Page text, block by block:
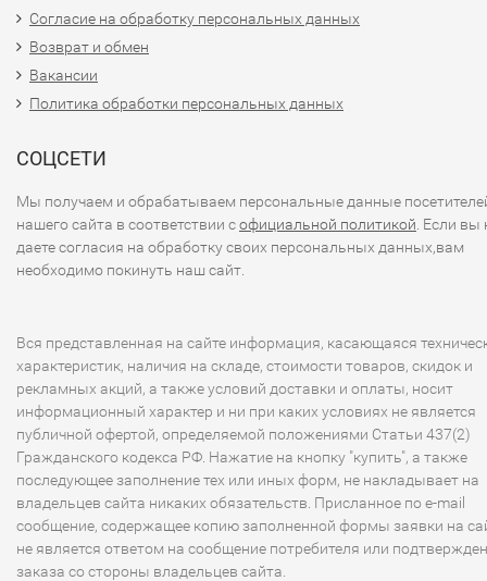
Согласие на обработку персональных данных
Возврат и обмен
Вакансии
Политика обработки персональных данных
СОЦСЕТИ
Мы получаем и обрабатываем персональные данные
нашего сайта в соответствии софициальной политикой . Если вы
даете согласия на обработку своих персональных данных,вам
необходимо покинуть наш сайт.
Вся представленная на сайте информация, касающаяся
характеристик, наличия на складе, стоимости товаров, скидок и
рекламных акций, а также условий доставки и оплаты, носит
информационный характер и ни при каких условиях не является
публичной офертой, определяемой положениями Статьи 437(2)
Гражданского кодекса РФ. Нажатие на кнопку "купить", а также
последующее заполнение тех или иных форм, не накладывает на
владельцев сайта никаких обязательств. Присланное по e-mail
сообщение, содержащее копию заполненной формы заявки на
не является ответом на сообщение потребителя или
заказа со стороны владельцев сайта.